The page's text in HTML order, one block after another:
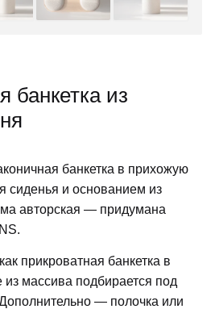
банкетка из
банкетка в прихожую
сиденья и основанием из
авторская — придумана
прикроватная банкетка в
массива подбирается под
— полочка или